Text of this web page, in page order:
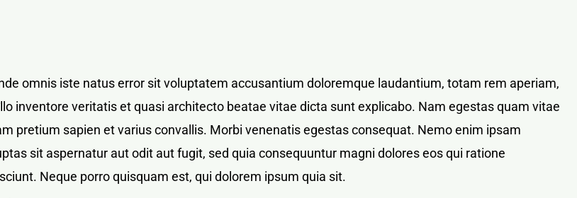
omnis iste natus error sit voluptatem accusantium doloremque laudantium, totam rem aperiam,
inventore veritatis et quasi architecto beatae vitae dicta sunt explicabo. Nam egestas quam vitae
pretium sapien et varius convallis. Morbi venenatis egestas consequat. Nemo enim ipsam
sit aspernatur aut odit aut fugit, sed quia consequuntur magni dolores eos qui ratione
Neque porro quisquam est, qui dolorem ipsum quia sit.